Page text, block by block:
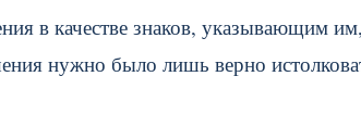
в качестве знаков, указывающим
нужно было лишь верно